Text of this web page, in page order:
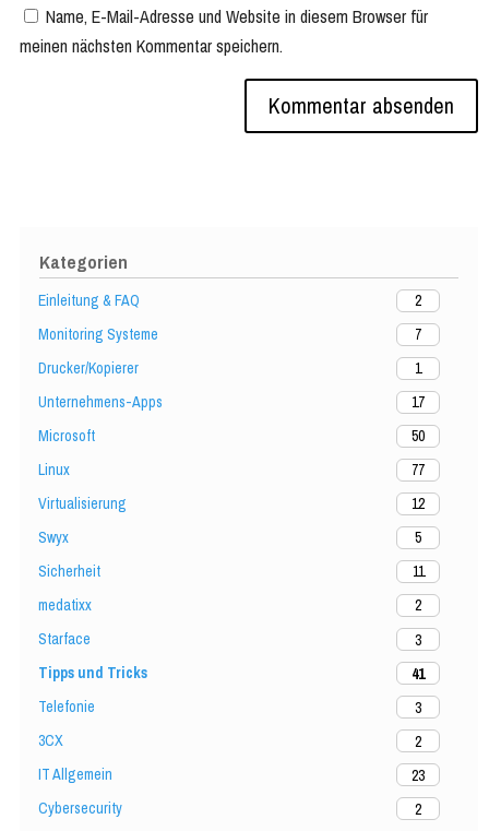
Kategorien
Einleitung & FAQ
2
Monitoring Systeme
7
Drucker/Kopierer
1
Unternehmens-Apps
17
Microsoft
50
Linux
77
Virtualisierung
12
Swyx
5
Sicherheit
11
medatixx
2
Starface
3
Tipps und Tricks
41
Telefonie
3
3CX
2
IT Allgemein
23
Cybersecurity
2
Name, E-Mail-Adresse und Website in diesem Browser für
meinen nächsten Kommentar speichern.